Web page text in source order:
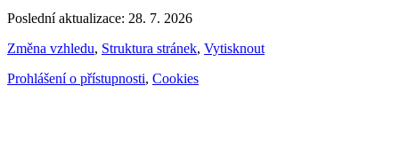
Poslední aktualizace: 28. 7. 2026
Změna vzhledu, Struktura stránek, Vytisknout
Prohlášení o přístupnosti, Cookies